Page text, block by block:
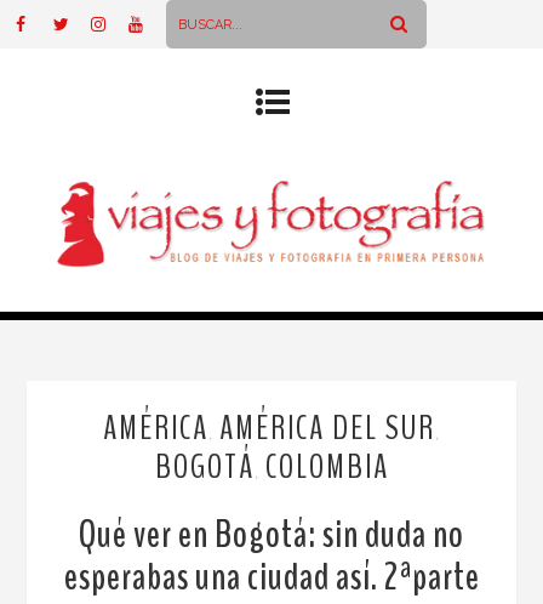
AMÉRICA AMÉRICA DEL SUR
BOGOTÁ COLOMBIA
Qué ver en Bogotá: sin duda no
esperabas una ciudad así. 2ªparte